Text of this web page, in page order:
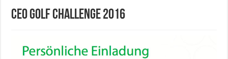
CEO Golf Challenge 2016